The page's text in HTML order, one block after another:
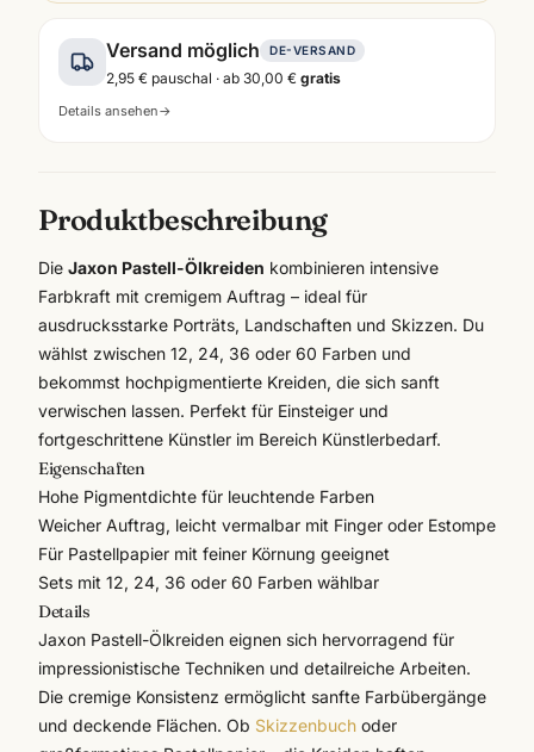
Versand möglich DE-VERSAND
2,95 € pauschal · ab 30,00 € gratis
Details ansehen→
Produktbeschreibung
Die Jaxon Pastell-Ölkreiden kombinieren intensive
Farbkraft mit cremigem Auftrag – ideal für
ausdrucksstarke Porträts, Landschaften und Skizzen. Du
wählst zwischen 12, 24, 36 oder 60 Farben und
bekommst hochpigmentierte Kreiden, die sich sanft
verwischen lassen. Perfekt für Einsteiger und
fortgeschrittene Künstler im Bereich Künstlerbedarf.
Eigenschaften
Hohe Pigmentdichte für leuchtende Farben
Weicher Auftrag, leicht vermalbar mit Finger oder Estompe
Für Pastellpapier mit feiner Körnung geeignet
Sets mit 12, 24, 36 oder 60 Farben wählbar
Details
Jaxon Pastell-Ölkreiden eignen sich hervorragend für
impressionistische Techniken und detailreiche Arbeiten.
Die cremige Konsistenz ermöglicht sanfte Farbübergänge
und deckende Flächen. Ob Skizzenbuch oder